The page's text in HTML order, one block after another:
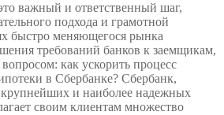
важный и ответственный шаг,
подхода и грамотной
быстро меняющегося рынка
требований банков к заемщикам,
как ускорить процесс
в Сбербанке? Сбербанк,
и наиболее надежных
своим клиентам множество